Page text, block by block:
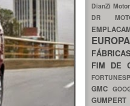
DianZi
DR
EUROPA
FIM DE
GMC
GUMPERT